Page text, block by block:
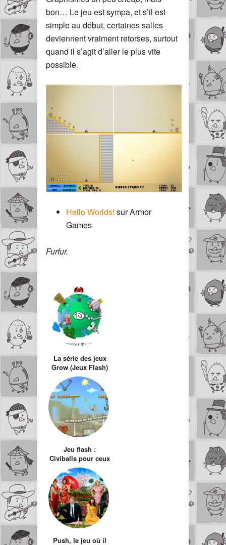
bon… Le jeu est sympa, et s’il est
simple au début, certaines salles
deviennent vraiment retorses, surtout
quand il s’agit d’aller le plus vite
possible.
Hello Worlds! sur Armor
Games
Furfur.
La série des jeux
Grow (Jeux Flash)
Jeu flash :
Civiballs pour ceux
qui ont les boules !
Push, le jeu où il